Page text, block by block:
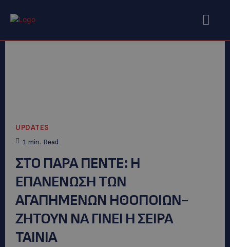
UPDATES
1 min. Read
ΣΤΟ ΠΑΡΑ ΠΕΝΤΕ: H
EΠΑΝΕΝΩΣΗ ΤΩΝ
ΑΓΑΠΗΜΕΝΩΝ ΗΘΟΠΟΙΩΝ-
ΖΗΤΟΥΝ ΝΑ ΓΙΝΕΙ Η ΣΕΙΡΑ
ΤΑΙΝΙΑ